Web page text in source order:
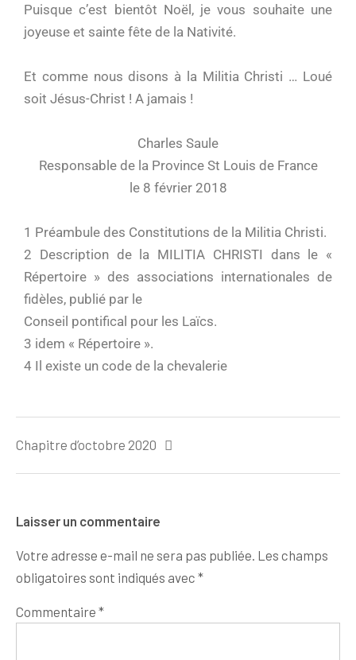
Puisque c’est bientôt Noël, je vous souhaite une
joyeuse et sainte fête de la Nativité.
Et comme nous disons à la Militia Christi … Loué
soit Jésus-Christ ! A jamais !
Charles Saule
Responsable de la Province St Louis de France
le 8 février 2018
1 Préambule des Constitutions de la Militia Christi.
2 Description de la MILITIA CHRISTI dans le «
Répertoire » des associations internationales de
fidèles, publié par le
Conseil pontifical pour les Laïcs.
3 idem « Répertoire ».
4 Il existe un code de la chevalerie
Chapitre d’octobre 2020
Laisser un commentaire
Votre adresse e-mail ne sera pas publiée. Les champs
obligatoires sont indiqués avec *
Commentaire *